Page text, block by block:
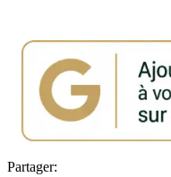
Partager: